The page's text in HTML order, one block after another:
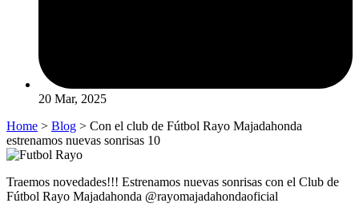
20 Mar, 2025
Home > Blog > Con el club de Fútbol Rayo Majadahonda
estrenamos nuevas sonrisas 10
Traemos novedades!!! Estrenamos nuevas sonrisas con el Club de
Fútbol Rayo Majadahonda @rayomajadahondaoficial